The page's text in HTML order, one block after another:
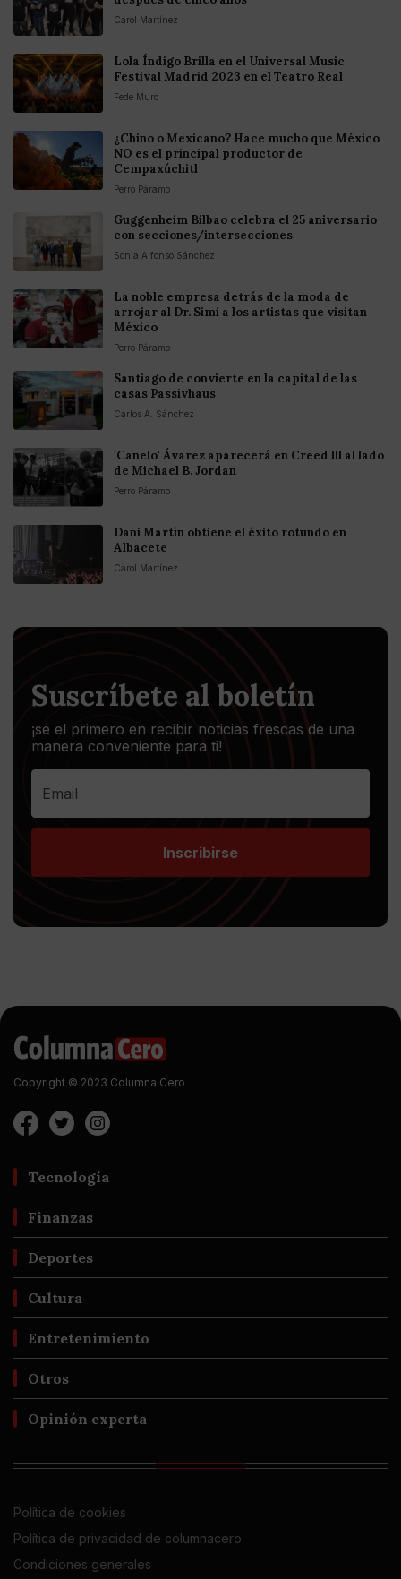
Carol Martínez
Lola Índigo Brilla en el Universal Music
Festival Madrid 2023 en el Teatro Real
Fede Muro
¿Chino o Mexicano? Hace mucho que México
NO es el principal productor de
Cempaxúchitl
Perro Páramo
Guggenheim Bilbao celebra el 25 aniversario
con secciones/intersecciones
Sonia Alfonso Sánchez
La noble empresa detrás de la moda de
arrojar al Dr. Simi a los artistas que visitan
México
Perro Páramo
Santiago de convierte en la capital de las
casas Passivhaus
Carlos A. Sánchez
'Canelo' Ávarez aparecerá en Creed lll al lado
de Michael B. Jordan
Perro Páramo
Dani Martín obtiene el éxito rotundo en
Albacete
Carol Martínez
Suscríbete al boletín
¡sé el primero en recibir noticias frescas de una
manera conveniente para ti!
Inscribirse
Copyright © 2023 Columna Cero
Tecnología
Finanzas
Deportes
Cultura
Entretenimiento
Otros
Opinión experta
Política de cookies
Política de privacidad de columnacero
Condiciones generales